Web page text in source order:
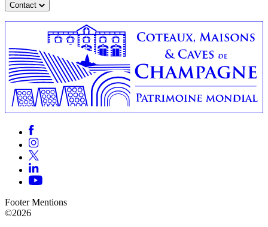
Contact
Footer Mentions
©2026